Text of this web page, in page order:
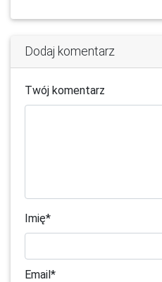
Dodaj komentarz
Twój komentarz
Imię*
Email*